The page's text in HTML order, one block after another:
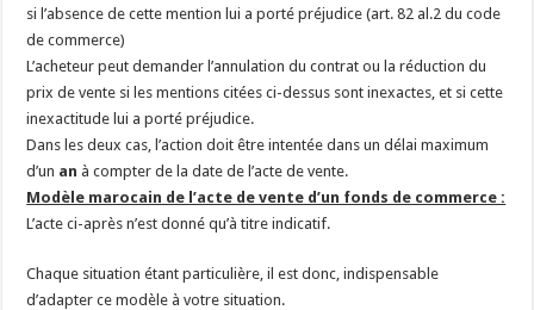
si l’absence de cette mention lui a porté préjudice (art. 82 al.2 du code
de commerce)
L’acheteur peut demander l’annulation du contrat ou la réduction du
prix de vente si les mentions citées ci-dessus sont inexactes, et si cette
inexactitude lui a porté préjudice.
Dans les deux cas, l’action doit être intentée dans un délai maximum
d’un an à compter de la date de l’acte de vente.
Modèle marocain de l’acte de vente d’un fonds de commerce :
L’acte ci-après n’est donné qu’à titre indicatif.
Chaque situation étant particulière, il est donc, indispensable
d’adapter ce modèle à votre situation.